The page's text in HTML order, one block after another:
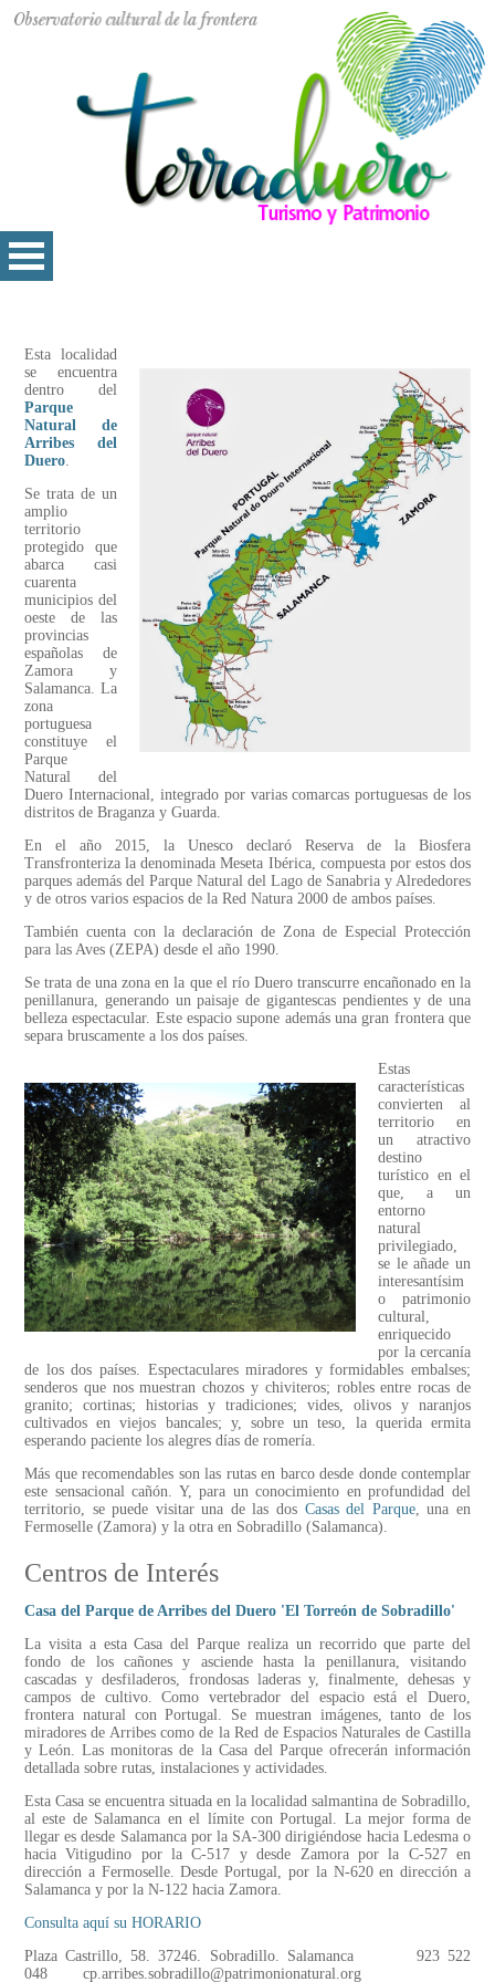
Esta localidad
se encuentra
dentro del
Parque
Natural de
Arribes del
Duero.
Se trata de un
amplio
territorio
protegido que
abarca casi
cuarenta
municipios del
oeste de las
provincias
españolas de
Zamora y
Salamanca. La
zona
portuguesa
constituye el
Parque
Natural del
Duero Internacional, integrado por varias comarcas portuguesas de los
distritos de Braganza y Guarda.
En el año 2015, la Unesco declaró Reserva de la Biosfera
Transfronteriza la denominada Meseta Ibérica, compuesta por estos dos
parques además del Parque Natural del Lago de Sanabria y Alrededores
y de otros varios espacios de la Red Natura 2000 de ambos países.
También cuenta con la declaración de Zona de Especial Protección
para las Aves (ZEPA) desde el año 1990.
Se trata de una zona en la que el río Duero transcurre encañonado en la
penillanura, generando un paisaje de gigantescas pendientes y de una
belleza espectacular. Este espacio supone además una gran frontera que
separa bruscamente a los dos países.
Estas
características
convierten al
territorio en
un atractivo
destino
turístico en el
que, a un
entorno
natural
privilegiado,
se le añade un
interesantísim
o patrimonio
cultural,
enriquecido
por la cercanía
de los dos países. Espectaculares miradores y formidables embalses;
senderos que nos muestran chozos y chiviteros; robles entre rocas de
granito; cortinas; historias y tradiciones; vides, olivos y naranjos
cultivados en viejos bancales; y, sobre un teso, la querida ermita
esperando paciente los alegres días de romería.
Más que recomendables son las rutas en barco desde donde contemplar
este sensacional cañón. Y, para un conocimiento en profundidad del
territorio, se puede visitar una de las dos Casas del Parque, una en
Fermoselle (Zamora) y la otra en Sobradillo (Salamanca).
Centros de Interés
Casa del Parque de Arribes del Duero 'El Torreón de Sobradillo'
La visita a esta Casa del Parque realiza un recorrido que parte del
fondo de los cañones y asciende hasta la penillanura, visitando
cascadas y desfiladeros, frondosas laderas y, finalmente, dehesas y
campos de cultivo. Como vertebrador del espacio está el Duero,
frontera natural con Portugal. Se muestran imágenes, tanto de los
miradores de Arribes como de la Red de Espacios Naturales de Castilla
y León. Las monitoras de la Casa del Parque ofrecerán información
detallada sobre rutas, instalaciones y actividades.
Esta Casa se encuentra situada en la localidad salmantina de Sobradillo,
al este de Salamanca en el límite con Portugal. La mejor forma de
llegar es desde Salamanca por la SA-300 dirigiéndose hacia Ledesma o
hacia Vitigudino por la C-517 y desde Zamora por la C-527 en
dirección a Fermoselle. Desde Portugal, por la N-620 en dirección a
Salamanca y por la N-122 hacia Zamora.
Consulta aquí su HORARIO
Plaza Castrillo, 58. 37246. Sobradillo. Salamanca 923 522
048 cp.arribes.sobradillo@patrimonionatural.org